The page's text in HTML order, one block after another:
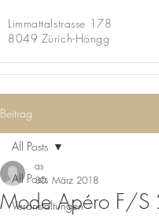
Limmattalstrasse 178
8049 Zürich-Höngg
Beitrag
All Posts
Veranstaltungen
All Posts
Mode Apéro F/S
as
30. März 2018